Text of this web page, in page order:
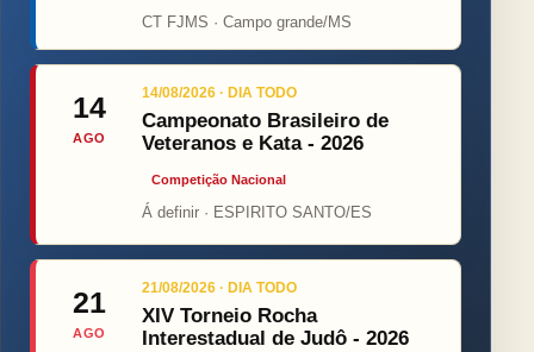
CT FJMS · Campo grande/MS
14
AGO
14/08/2026 · DIA TODO
Campeonato Brasileiro de
Veteranos e Kata - 2026
Competição Nacional
Á definir · ESPIRITO SANTO/ES
21
AGO
21/08/2026 · DIA TODO
XIV Torneio Rocha
Interestadual de Judô - 2026